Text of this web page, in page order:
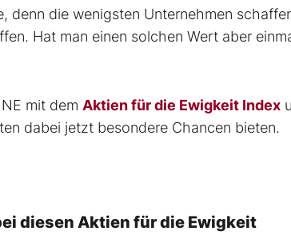
denn die wenigsten Unternehmen
Hat man einen solchen Wert aber
mit dem Aktien für die Ewigkeit Index
dabei jetzt besondere Chancen bieten.
diesen Aktien für die Ewigkeit